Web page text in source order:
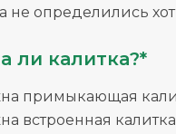
не определились
ли калитка?*
примыкающая
встроенная калитка